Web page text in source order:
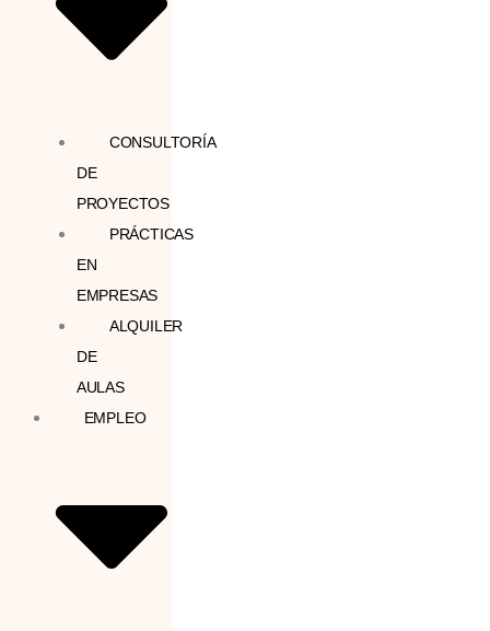
CONSULTORÍA
DE
PROYECTOS
PRÁCTICAS
EN
EMPRESAS
ALQUILER
DE
AULAS
EMPLEO